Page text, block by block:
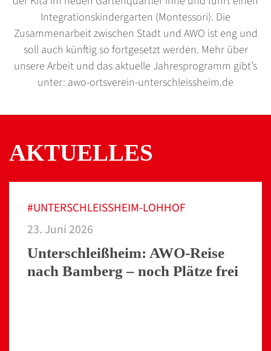
Integrationskindergarten (Montessori). Die
Zusammenarbeit zwischen Stadt und AWO ist eng und
soll auch künftig so fortgesetzt werden. Mehr über
unsere Arbeit und das aktuelle Jahresprogramm gibt’s
unter: awo-ortsverein-unterschleissheim.de
AKTUELLES
#UNTERSCHLEISSHEIM-LOHHOF
23. Juni 2026
Unterschleißheim: AWO-Reise
nach Bamberg – noch Plätze frei